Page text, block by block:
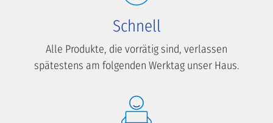
Schnell
Alle Produkte, die vorrätig sind, verlassen
spätestens am folgenden Werktag unser Haus.